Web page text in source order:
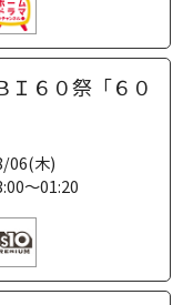
６０祭「６０
06(木)
～01:20